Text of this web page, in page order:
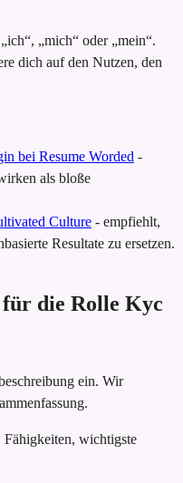
„mich“ oder „mein“.
dich auf den Nutzen, den
bei Resume Worded -
als bloße
Culture - empfiehlt,
Resultate zu ersetzen.
die Rolle Kyc
ein. Wir
wichtigste